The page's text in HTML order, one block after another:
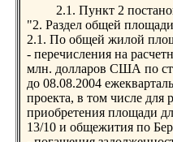
2.1. Пункт 2
"2. Раздел общей
2.1. По общей жилой
- перечисления на
млн. долларов США по
до 08.08.2004
проекта, в том числе для
приобретения площади
13/10 и общежития по